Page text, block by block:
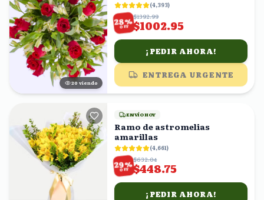
19 viendo
(4,393)
28%
OFF
$1392.99
$1002.95
¡PEDIR AHORA!
ENTREGA URGENTE
ENVÍO HOY
Ramo de astromelias
amarillas
(4,661)
29%
OFF
$632.04
$448.75
¡PEDIR AHORA!